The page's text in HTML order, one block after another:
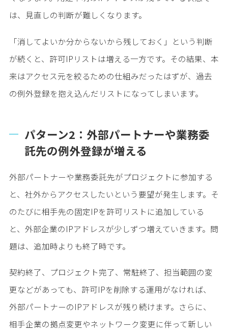
は、見直しの判断が難しくなります。
「消してよいか分からないから残しておく」という判断
が続くと、許可IPリストは増える一方です。その結果、本
来はアクセス元を絞るための仕組みだったはずが、過去
の例外登録を抱え込んだリストになってしまいます。
パターン2：外部パートナーや業務委
託先の例外登録が増える
外部パートナーや業務委託先がプロジェクトに参加する
と、社外からアクセスしたいという要望が発生します。そ
のたびに相手先の固定IPを許可リストに追加している
と、外部企業のIPアドレスが少しずつ増えていきます。問
題は、追加時よりも終了時です。
契約終了、プロジェクト完了、常駐終了、担当範囲の変
更などがあっても、許可IPを削除する運用がなければ、
外部パートナーのIPアドレスが残り続けます。さらに、
相手企業の拠点変更やネットワーク変更に伴って新しい